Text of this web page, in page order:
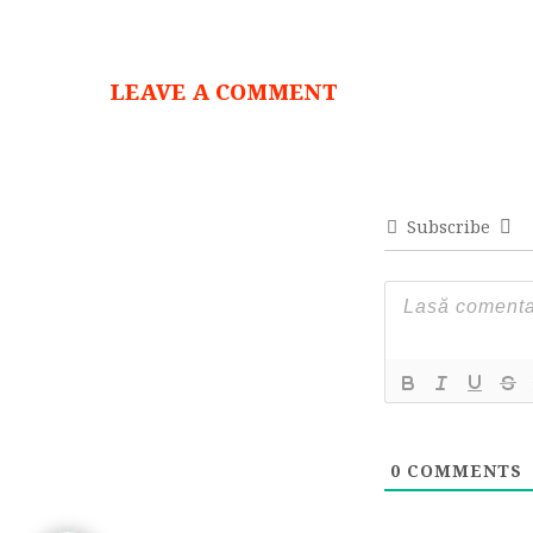
LEAVE A COMMENT
Subscribe
0 COMMENTS